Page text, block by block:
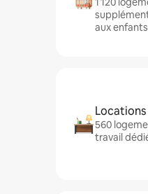
aux enfants
560
travail